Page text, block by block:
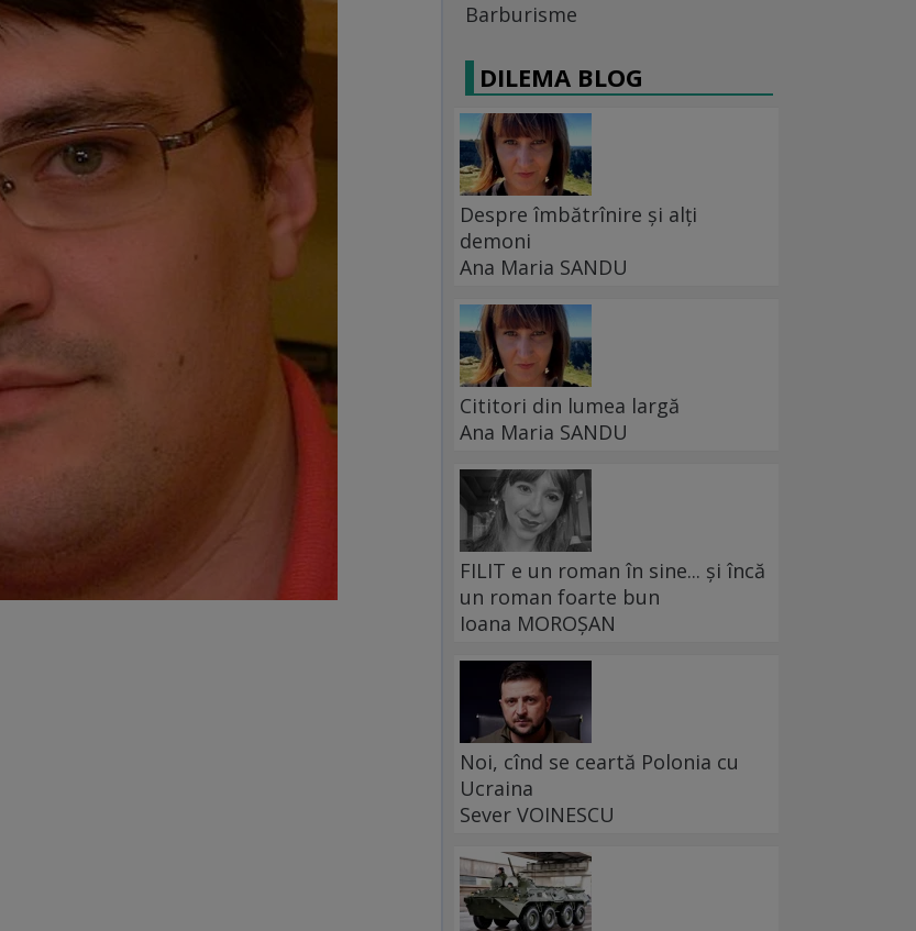
Barburisme
DILEMA BLOG
Despre îmbătrînire și alți
demoni
Ana Maria SANDU
Cititori din lumea largă
Ana Maria SANDU
FILIT e un roman în sine... și încă
un roman foarte bun
Ioana MOROȘAN
Noi, cînd se ceartă Polonia cu
Ucraina
Sever VOINESCU